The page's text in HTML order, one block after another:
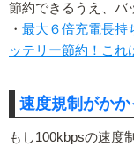
節約できるうえ、バ
・ 最大６倍充電長持
ッテリー節約！これ
速度規制がか
もし100kbpsの速度